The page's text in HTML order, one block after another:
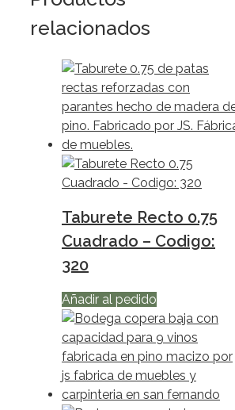
relacionados
Taburete Recto 0.75
Cuadrado – Codigo:
320
Añadir al pedido